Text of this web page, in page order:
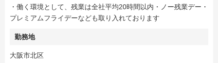
・働く環境として、残業は全社平均20時間以内・ノー残業デー・
プレミアムフライデーなども取り入れております
勤務地
大阪市北区